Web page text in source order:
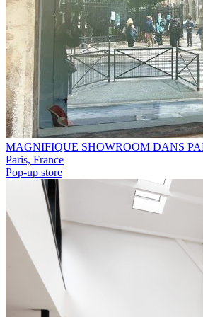
MAGNIFIQUE SHOWROOM DANS
Paris, France
Pop-up store